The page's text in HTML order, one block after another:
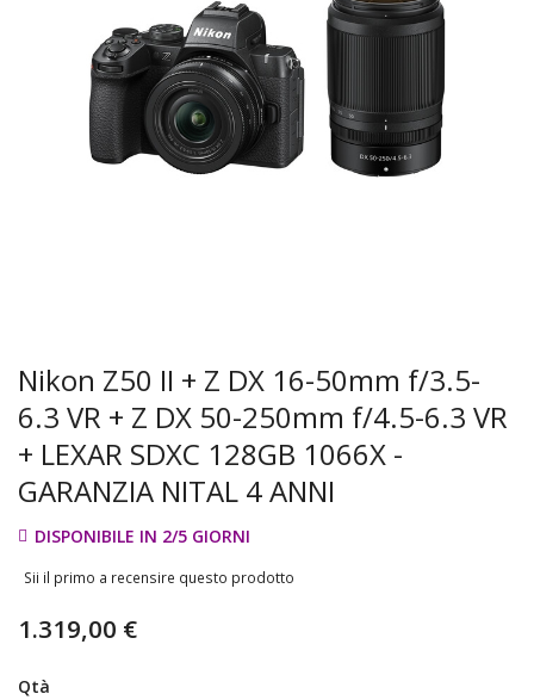
Nikon Z50 II + Z DX 16-50mm f/3.5-
6.3 VR + Z DX 50-250mm f/4.5-6.3 VR
+ LEXAR SDXC 128GB 1066X -
GARANZIA NITAL 4 ANNI
DISPONIBILE IN 2/5 GIORNI
Sii il primo a recensire questo prodotto
1.319,00 €
Qtà